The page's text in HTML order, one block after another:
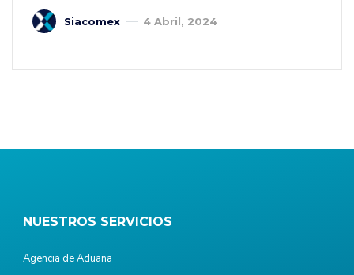
Siacomex 4 Abril, 2024
NUESTROS SERVICIOS
Agencia de Aduana